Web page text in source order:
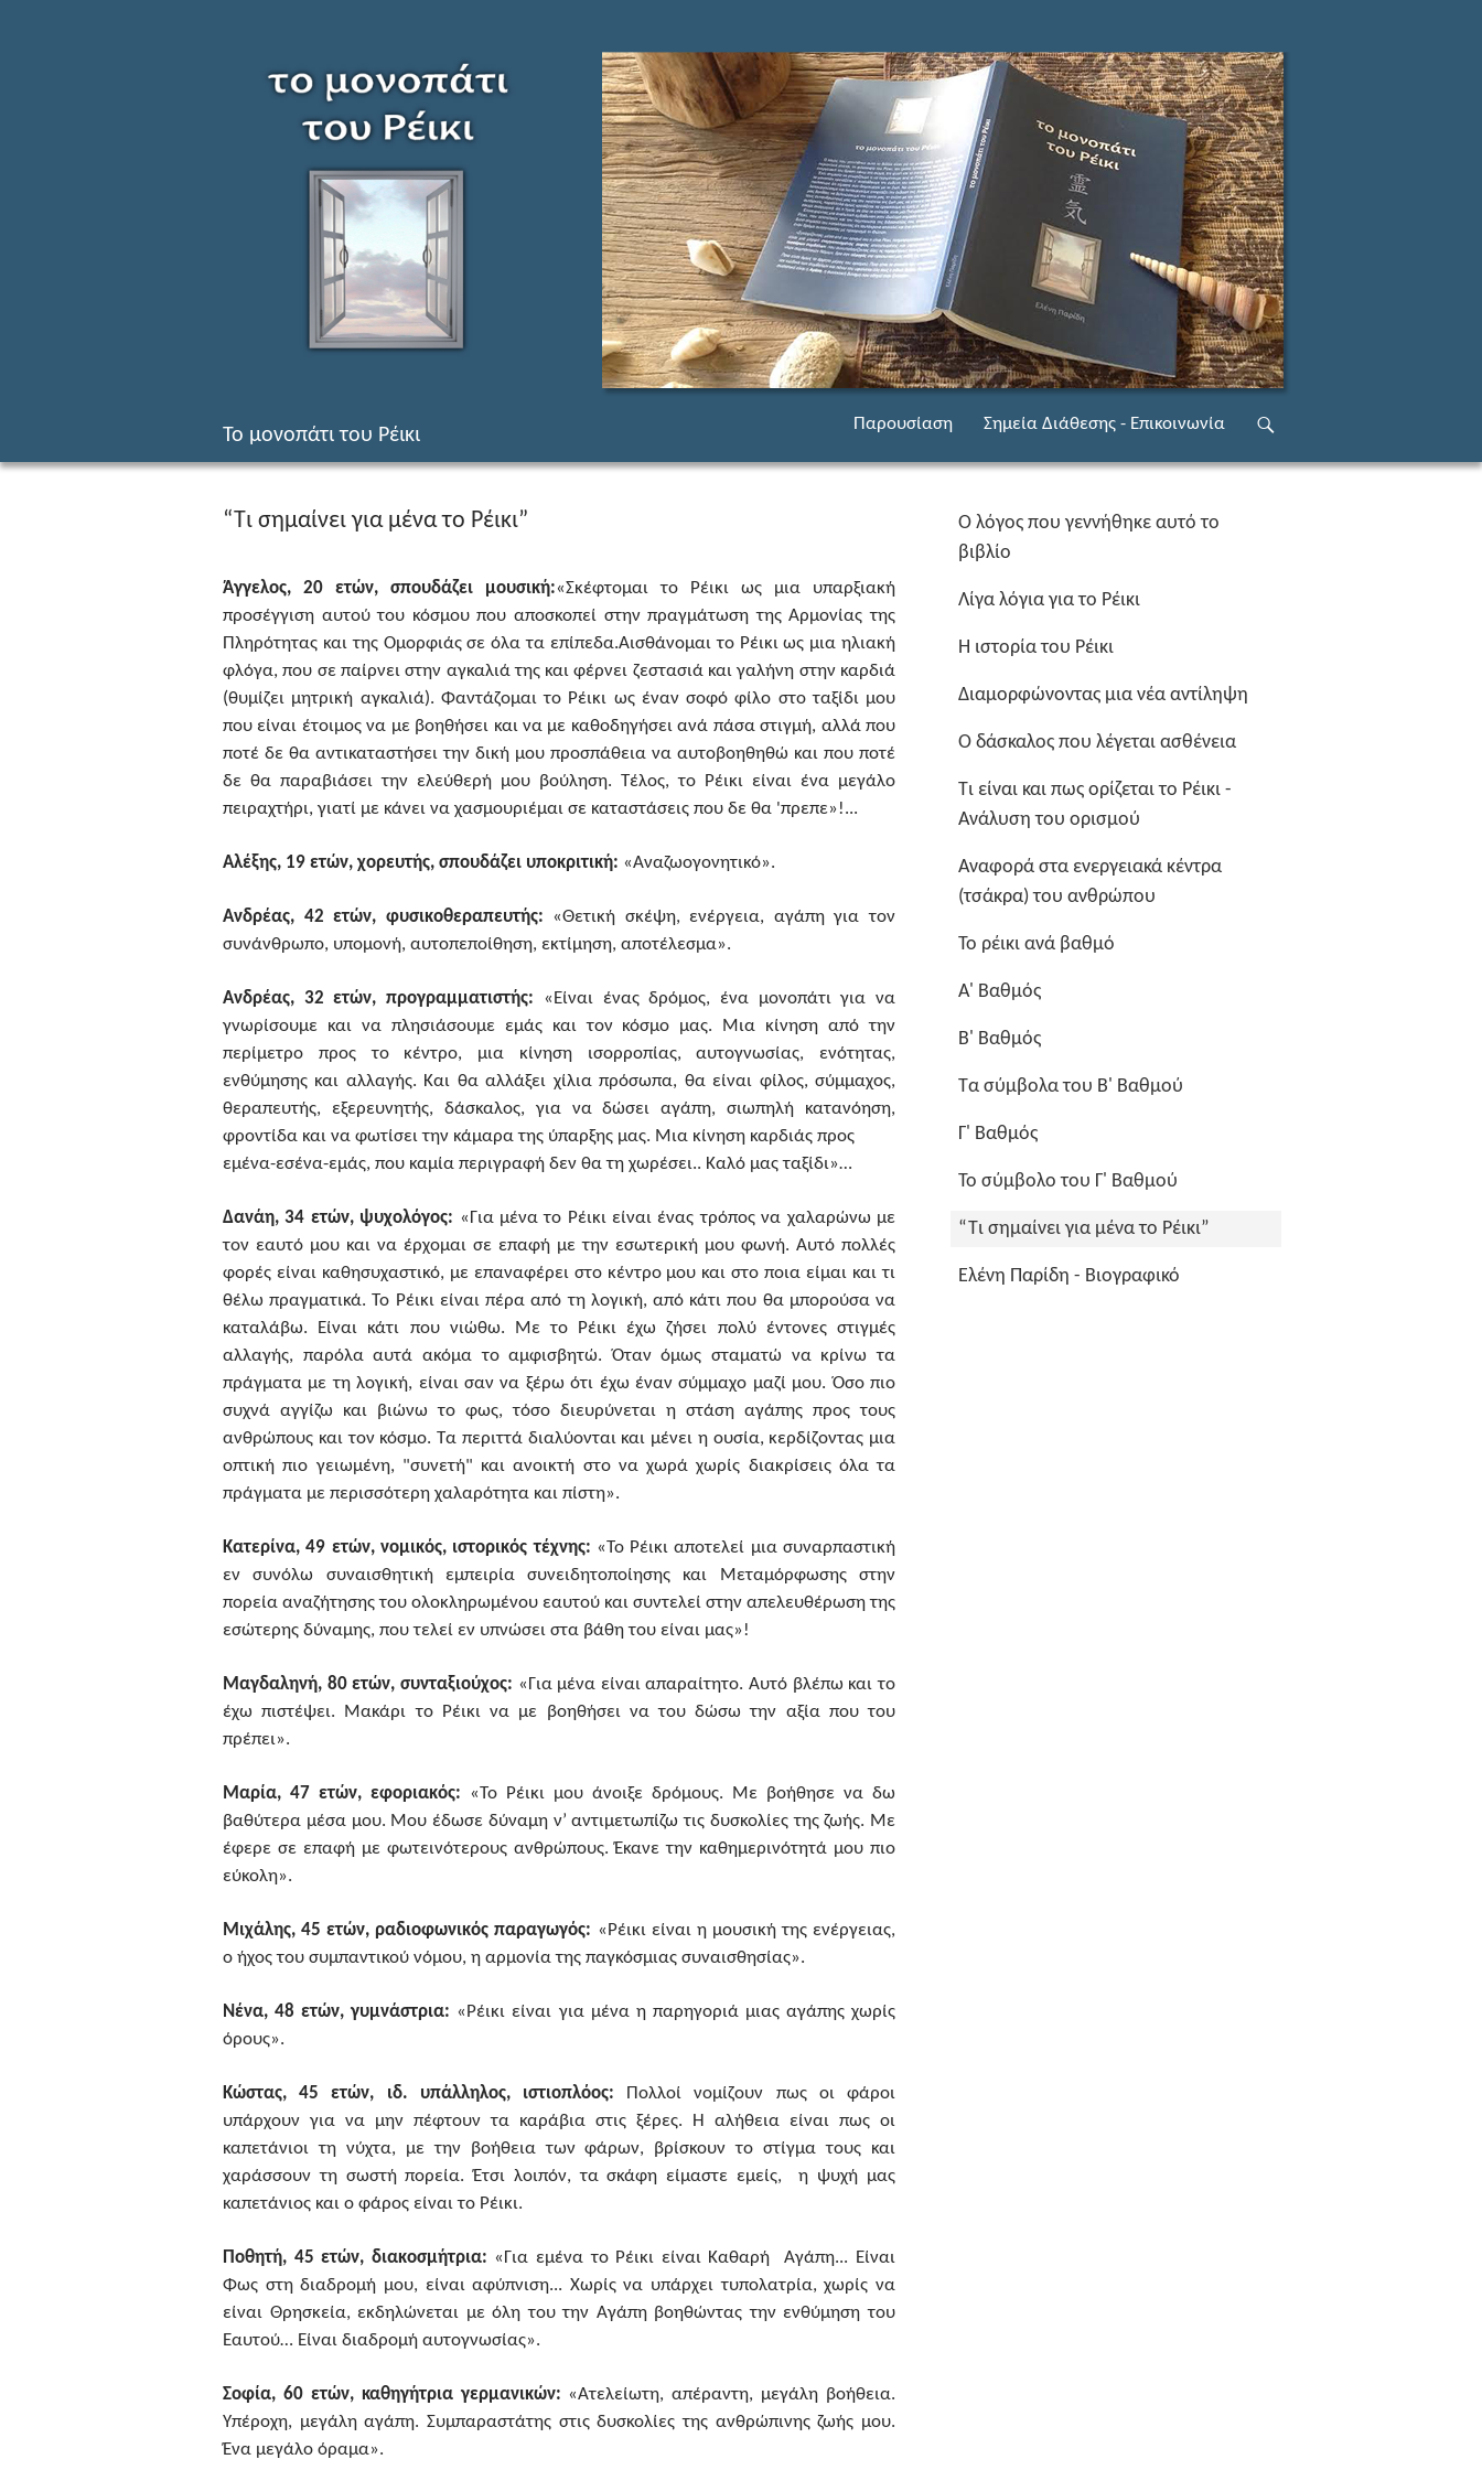
Το μονοπάτι του Ρέικι
Παρουσίαση Σημεία Διάθεσης - Επικοινωνία
“Τι σημαίνει για μένα το Ρέικι”
Άγγελος, 20 ετών, σπουδάζει μουσική:«Σκέφτομαι το Ρέικι ως μια υπαρξιακή
προσέγγιση αυτού του κόσμου που αποσκοπεί στην πραγμάτωση της Αρμονίας της
Πληρότητας και της Ομορφιάς σε όλα τα επίπεδα.Αισθάνομαι το Ρέικι ως μια ηλιακή
φλόγα, που σε παίρνει στην αγκαλιά της και φέρνει ζεστασιά και γαλήνη στην καρδιά
(θυμίζει μητρική αγκαλιά). Φαντάζομαι το Ρέικι ως έναν σοφό φίλο στο ταξίδι μου
που είναι έτοιμος να με βοηθήσει και να με καθοδηγήσει ανά πάσα στιγμή, αλλά που
ποτέ δε θα αντικαταστήσει την δική μου προσπάθεια να αυτοβοηθηθώ και που ποτέ
δε θα παραβιάσει την ελεύθερή μου βούληση. Τέλος, το Ρέικι είναι ένα μεγάλο
πειραχτήρι, γιατί με κάνει να χασμουριέμαι σε καταστάσεις που δε θα 'πρεπε»!...
Αλέξης, 19 ετών, χορευτής, σπουδάζει υποκριτική: «Αναζωογονητικό».
Ανδρέας, 42 ετών, φυσικοθεραπευτής: «Θετική σκέψη, ενέργεια, αγάπη για τον
συνάνθρωπο, υπομονή, αυτοπεποίθηση, εκτίμηση, αποτέλεσμα».
Ανδρέας, 32 ετών, προγραμματιστής: «Είναι ένας δρόμος, ένα μονοπάτι για να
γνωρίσουμε και να πλησιάσουμε εμάς και τον κόσμο μας. Μια κίνηση από την
περίμετρο προς το κέντρο, μια κίνηση ισορροπίας, αυτογνωσίας, ενότητας,
ενθύμησης και αλλαγής. Και θα αλλάξει χίλια πρόσωπα, θα είναι φίλος, σύμμαχος,
θεραπευτής, εξερευνητής, δάσκαλος, για να δώσει αγάπη, σιωπηλή κατανόηση,
φροντίδα και να φωτίσει την κάμαρα της ύπαρξης μας. Μια κίνηση καρδιάς προς
εμένα-εσένα-εμάς, που καμία περιγραφή δεν θα τη χωρέσει.. Καλό μας ταξίδι»…
Δανάη, 34 ετών, ψυχολόγος: «Για μένα το Ρέικι είναι ένας τρόπος να χαλαρώνω με
τον εαυτό μου και να έρχομαι σε επαφή με την εσωτερική μου φωνή. Αυτό πολλές
φορές είναι καθησυχαστικό, με επαναφέρει στο κέντρο μου και στο ποια είμαι και τι
θέλω πραγματικά. Το Ρέικι είναι πέρα από τη λογική, από κάτι που θα μπορούσα να
καταλάβω. Είναι κάτι που νιώθω. Με το Ρέικι έχω ζήσει πολύ έντονες στιγμές
αλλαγής, παρόλα αυτά ακόμα το αμφισβητώ. Όταν όμως σταματώ να κρίνω τα
πράγματα με τη λογική, είναι σαν να ξέρω ότι έχω έναν σύμμαχο μαζί μου. Όσο πιο
συχνά αγγίζω και βιώνω το φως, τόσο διευρύνεται η στάση αγάπης προς τους
ανθρώπους και τον κόσμο. Τα περιττά διαλύονται και μένει η ουσία, κερδίζοντας μια
οπτική πιο γειωμένη, "συνετή" και ανοικτή στο να χωρά χωρίς διακρίσεις όλα τα
πράγματα με περισσότερη χαλαρότητα και πίστη».
Κατερίνα, 49 ετών, νομικός, ιστορικός τέχνης: «Το Ρέικι αποτελεί μια συναρπαστική
εν συνόλω συναισθητική εμπειρία συνειδητοποίησης και Μεταμόρφωσης στην
πορεία αναζήτησης του ολοκληρωμένου εαυτού και συντελεί στην απελευθέρωση της
εσώτερης δύναμης, που τελεί εν υπνώσει στα βάθη του είναι μας»!
Μαγδαληνή, 80 ετών, συνταξιούχος: «Για μένα είναι απαραίτητο. Αυτό βλέπω και το
έχω πιστέψει. Μακάρι το Ρέικι να με βοηθήσει να του δώσω την αξία που του
πρέπει».
Μαρία, 47 ετών, εφοριακός: «Το Ρέικι μου άνοιξε δρόμους. Με βοήθησε να δω
βαθύτερα μέσα μου. Μου έδωσε δύναμη ν’ αντιμετωπίζω τις δυσκολίες της ζωής. Με
έφερε σε επαφή με φωτεινότερους ανθρώπους. Έκανε την καθημερινότητά μου πιο
εύκολη».
Μιχάλης, 45 ετών, ραδιοφωνικός παραγωγός: «Ρέικι είναι η μουσική της ενέργειας,
ο ήχος του συμπαντικού νόμου, η αρμονία της παγκόσμιας συναισθησίας».
Νένα, 48 ετών, γυμνάστρια: «Ρέικι είναι για μένα η παρηγοριά μιας αγάπης χωρίς
όρους».
Κώστας, 45 ετών, ιδ. υπάλληλος, ιστιοπλόος: Πολλοί νομίζουν πως οι φάροι
υπάρχουν για να μην πέφτουν τα καράβια στις ξέρες. Η αλήθεια είναι πως οι
καπετάνιοι τη νύχτα, με την βοήθεια των φάρων, βρίσκουν το στίγμα τους και
χαράσσουν τη σωστή πορεία. Έτσι λοιπόν, τα σκάφη είμαστε εμείς, η ψυχή μας
καπετάνιος και ο φάρος είναι το Ρέικι.
Ποθητή, 45 ετών, διακοσμήτρια: «Για εμένα το Ρέικι είναι Καθαρή Αγάπη... Είναι
Φως στη διαδρομή μου, είναι αφύπνιση... Χωρίς να υπάρχει τυπολατρία, χωρίς να
είναι Θρησκεία, εκδηλώνεται με όλη του την Αγάπη βοηθώντας την ενθύμηση του
Εαυτού… Είναι διαδρομή αυτογνωσίας».
Σοφία, 60 ετών, καθηγήτρια γερμανικών: «Ατελείωτη, απέραντη, μεγάλη βοήθεια.
Υπέροχη, μεγάλη αγάπη. Συμπαραστάτης στις δυσκολίες της ανθρώπινης ζωής μου.
Ένα μεγάλο όραμα».
Ο λόγος που γεννήθηκε αυτό το
βιβλίο
Λίγα λόγια για το Ρέικι
Η ιστορία του Ρέικι
Διαμορφώνοντας μια νέα αντίληψη
Ο δάσκαλος που λέγεται ασθένεια
Τι είναι και πως ορίζεται το Ρέικι -
Ανάλυση του ορισμού
Αναφορά στα ενεργειακά κέντρα
(τσάκρα) του ανθρώπου
Το ρέικι ανά βαθμό
Α' Βαθμός
Β' Βαθμός
Τα σύμβολα του Β' Βαθμού
Γ' Βαθμός
Το σύμβολο του Γ' Βαθμού
“Τι σημαίνει για μένα το Ρέικι”
Ελένη Παρίδη - Βιογραφικό